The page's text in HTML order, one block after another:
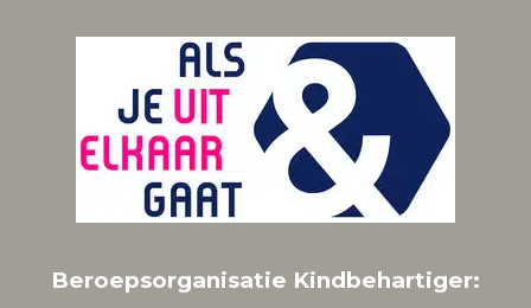
Beroepsorganisatie Kindbehartiger: